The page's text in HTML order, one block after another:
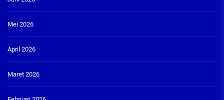
Mei 2026
April 2026
Maret 2026